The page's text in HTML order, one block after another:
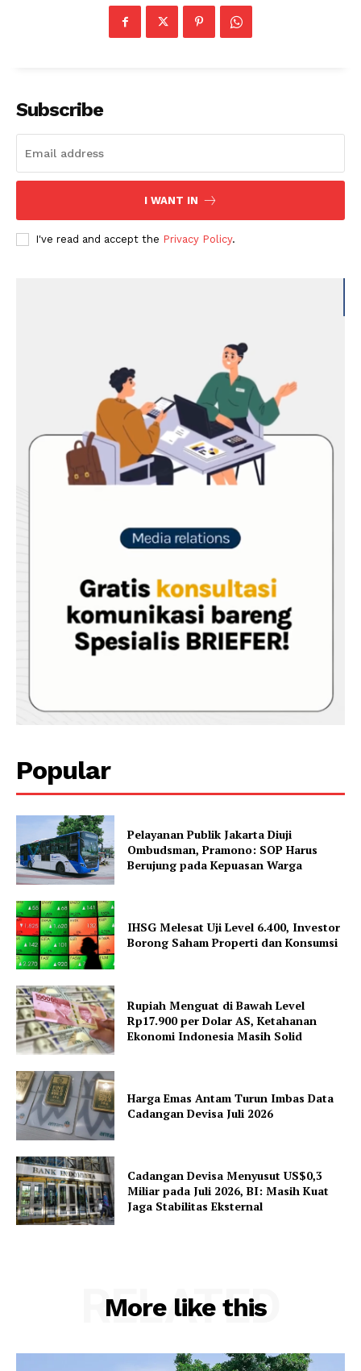
Subscribe
I WANT IN
I've read and accept the Privacy Policy.
Popular
Pelayanan Publik Jakarta Diuji
Ombudsman, Pramono: SOP Harus
Berujung pada Kepuasan Warga
IHSG Melesat Uji Level 6.400, Investor
Borong Saham Properti dan Konsumsi
Rupiah Menguat di Bawah Level
Rp17.900 per Dolar AS, Ketahanan
Ekonomi Indonesia Masih Solid
Harga Emas Antam Turun Imbas Data
Cadangan Devisa Juli 2026
Cadangan Devisa Menyusut US$0,3
Miliar pada Juli 2026, BI: Masih Kuat
Jaga Stabilitas Eksternal
More like this
RELATED